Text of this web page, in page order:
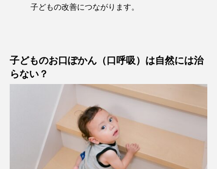
子どもの改善につながります。
子どものお口ぽかん（口呼吸）は自然には治
らない？